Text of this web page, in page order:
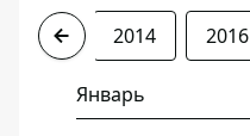
2013 2014 2016
Январь